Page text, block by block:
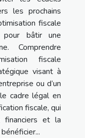
les prochains
fiscale
pour bâtir une
Comprendre
fiscale
visant à
ou d’un
cadre légal en
fiscale, qui
financiers et la